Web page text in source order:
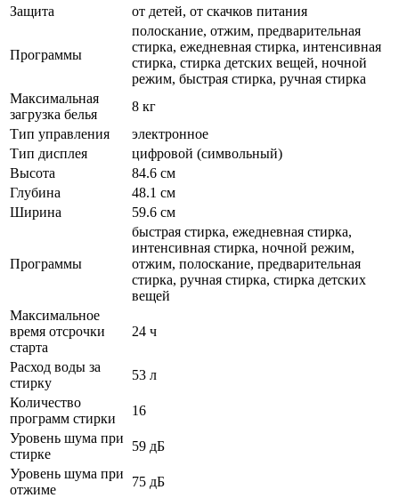
Защита
от детей, от скачков питания
Программы
полоскание, отжим, предварительная
стирка, ежедневная стирка, интенсивная
стирка, стирка детских вещей, ночной
режим, быстрая стирка, ручная стирка
Максимальная
загрузка белья
8 кг
Тип управления
электронное
Тип дисплея
цифровой (символьный)
Высота
84.6 см
Глубина
48.1 см
Ширина
59.6 см
Программы
быстрая стирка, ежедневная стирка,
интенсивная стирка, ночной режим,
отжим, полоскание, предварительная
стирка, ручная стирка, стирка детских
вещей
Максимальное
время отсрочки
старта
24 ч
Расход воды за
стирку
53 л
Количество
программ стирки
16
Уровень шума при
стирке
59 дБ
Уровень шума при
отжиме
75 дБ